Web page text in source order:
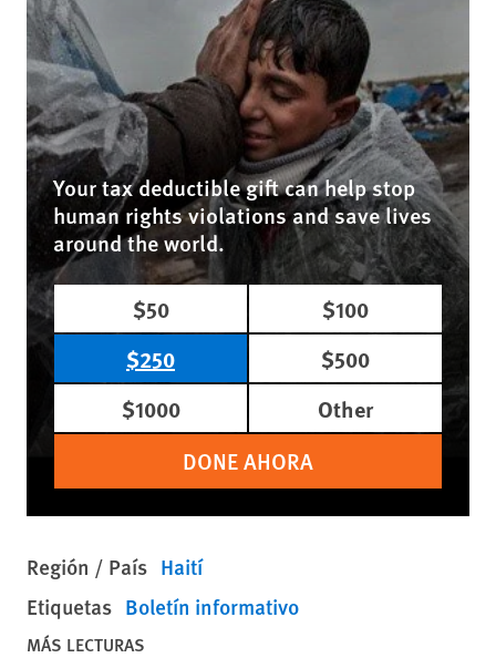
Your tax deductible gift can help stop
human rights violations and save lives
around the world.
$50
$100
$250
$500
$1000
Other
DONE AHORA
Región / País Haití
Etiquetas Boletín informativo
MÁS LECTURAS